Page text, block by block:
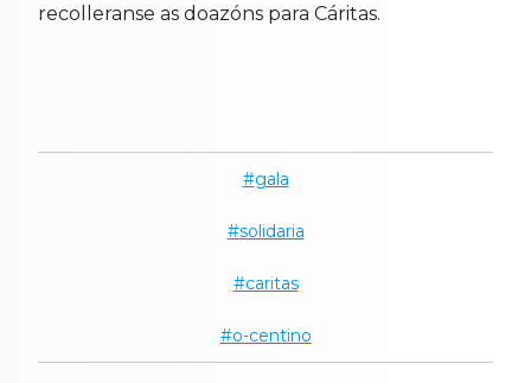
recolleranse as doazóns para Cáritas.
gala
solidaria
caritas
o-centino